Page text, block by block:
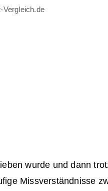
Vergleich.de
wurde und dann
Missverständnisse